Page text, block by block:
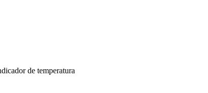
de temperatura